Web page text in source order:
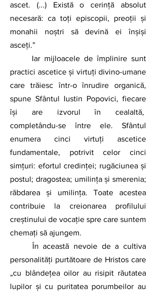
ascet. (...) Există o cerință absolut
necesară: ca toți episcopii, preoții și
monahii noștri să devină ei înșiși
asceți.”
practici ascetice și virtuți divino-umane
care trăiesc într-o înrudire organică,
spune Sfântul Iustin Popovici, fiecare
își are izvorul în cealaltă,
completându-se între ele. Sfântul
enumera cinci virtuți ascetice
fundamentale, potrivit celor cinci
simțuri: efortul credinței; rugăciunea și
postul; dragostea; umilința și smerenia;
răbdarea și umilința. Toate acestea
contribuie la creionarea profilului
creștinului de vocație spre care suntem
chemați să ajungem.
personalități purtătoare de Hristos care
„cu blândețea oilor au risipit răutatea
lupilor și cu puritatea porumbeilor au